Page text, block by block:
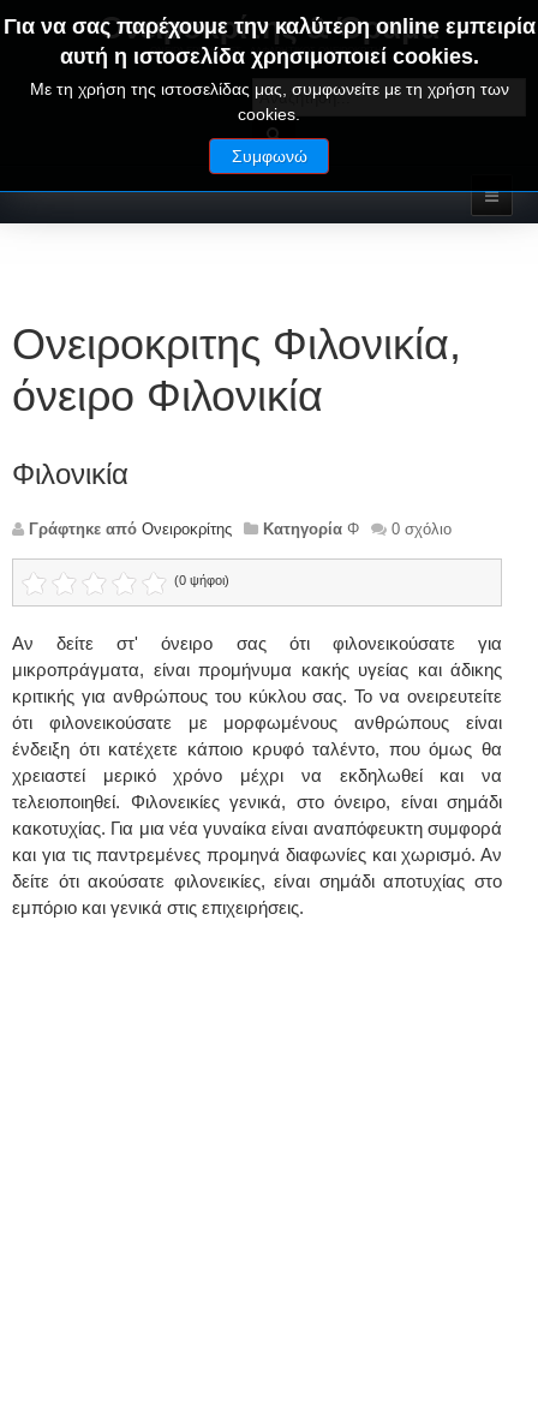
Ονειροκρίτης & Όραμα
ΟΝΕΙΡΑ ΕΡΜΗΝΕΙΕΣ - ΑΛΦΑΒΗΤΙΚΟΣ ΟΝΕΙΡΟΚΡΙΤΗΣ
Για να σας παρέχουμε την καλύτερη online εμπειρία
αυτή η ιστοσελίδα χρησιμοποιεί cookies.
Με τη χρήση της ιστοσελίδας μας, συμφωνείτε με τη χρήση των
cookies.
Συμφωνώ
Ονειροκριτης Φιλονικία,
όνειρο Φιλονικία
Φιλονικία
Γράφτηκε από Ονειροκρίτης Κατηγορία Φ 0 σχόλιο
(0 ψήφοι)
Αν δείτε στ' όνειρο σας ότι φιλονεικούσατε για
μικροπράγματα, είναι προμήνυμα κακής υγείας και άδικης
κριτικής για ανθρώπους του κύκλου σας. Το να ονειρευτείτε
ότι φιλονεικούσατε με μορφωμένους ανθρώπους είναι
ένδειξη ότι κατέχετε κάποιο κρυφό ταλέντο, που όμως θα
χρειαστεί μερικό χρόνο μέχρι να εκδηλωθεί και να
τελειοποιηθεί. Φιλονεικίες γενικά, στο όνειρο, είναι σημάδι
κακοτυχίας. Για μια νέα γυναίκα είναι αναπόφευκτη συμφορά
και για τις παντρεμένες προμηνά διαφωνίες και χωρισμό. Αν
δείτε ότι ακούσατε φιλονεικίες, είναι σημάδι αποτυχίας στο
εμπόριο και γενικά στις επιχειρήσεις.